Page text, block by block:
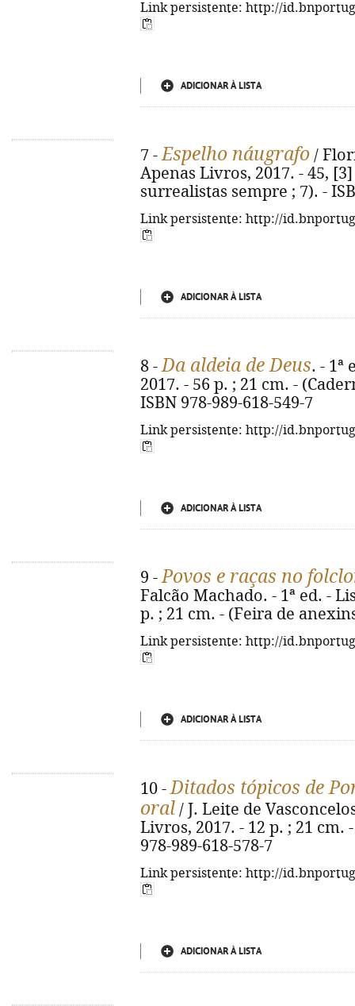
Link persistente: http://
ADICIONAR À LISTA
7 -Espelho náugrafo /
Apenas Livros, 2017. - 45,
surrealistas sempre ; 7). -
Link persistente: http://
ADICIONAR À LISTA
8 -Da aldeia de Deus. - 1ª
2017. - 56 p. ; 21 cm. -
ISBN 978-989-618-549-7
Link persistente: http://
ADICIONAR À LISTA
9 -Povos e raças no
Falcão Machado. - 1ª ed. -
p. ; 21 cm. - (Feira de
Link persistente: http://
ADICIONAR À LISTA
10 -Ditados tópicos de
oral / J. Leite de
Livros, 2017. - 12 p. ; 21 cm.
978-989-618-578-7
Link persistente: http://
ADICIONAR À LISTA